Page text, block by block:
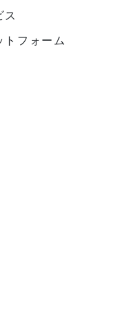
トフォーム